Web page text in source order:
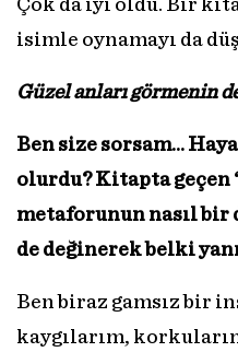
Çok da iyi oldu. Bir
isimle oynamayı da
Güzel anlarıgörmenin
Ben size sorsam…
olurdu? Kitapta geçen
metaforunun nasıl
de değinerek belki
Ben biraz gamsız bir
kaygılarım,